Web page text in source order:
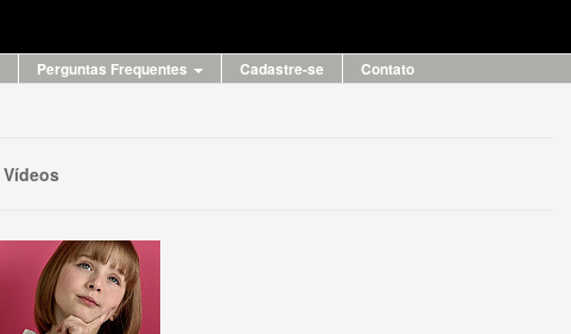
Perguntas Frequentes Cadastre-se Contato
Vídeos